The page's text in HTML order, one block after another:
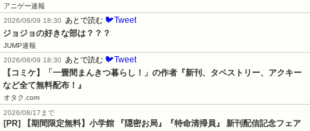
アニゲー速報
2026/08/09 18:30
あとで読む 🐦Tweet
ジョジョの好きな部は？？？
JUMP速報
2026/08/09 18:30
あとで読む 🐦Tweet
【コミケ】「一畳間まんきつ暮らし！」の作者『新刊、タペストリー、アクキー
など全て無料配布！』
オタク.com
2026/08/17まで
[PR] 【期間限定無料】小学館 『隠密お局』『特命清掃員』 新刊配信記念フェア